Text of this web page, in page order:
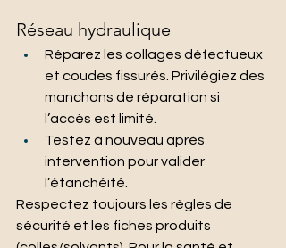
Réseau hydraulique
Réparez les collages défectueux
et coudes fissurés. Privilégiez des
manchons de réparation si
l’accès est limité.
Testez à nouveau après
intervention pour valider
l’étanchéité.
Respectez toujours les règles de
sécurité et les fiches produits